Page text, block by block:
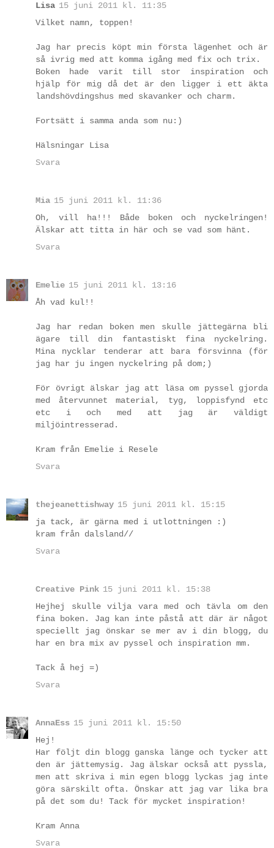
Lisa 15 juni 2011 kl. 11:35
Vilket namn, toppen!
Jag har precis köpt min första lägenhet och är
så ivrig med att komma igång med fix och trix.
Boken hade varit till stor inspiration och
hjälp för mig då det är den ligger i ett äkta
landshövdingshus med skavanker och charm.
Fortsätt i samma anda som nu:)
Hälsningar Lisa
Svara
Mia 15 juni 2011 kl. 11:36
Oh, vill ha!!! Både boken och nyckelringen!
Älskar att titta in här och se vad som hänt.
Svara
Emelie 15 juni 2011 kl. 13:16
Åh vad kul!!
Jag har redan boken men skulle jättegärna bli
ägare till din fantastiskt fina nyckelring.
Mina nycklar tenderar att bara försvinna (för
jag har ju ingen nyckelring på dom;)
För övrigt älskar jag att läsa om pyssel gjorda
med återvunnet material, tyg, loppisfynd etc
etc i och med att jag är väldigt
miljöintresserad.
Kram från Emelie i Resele
Svara
thejeanettishway 15 juni 2011 kl. 15:15
ja tack, är gärna med i utlottningen :)
kram från dalsland//
Svara
Creative Pink 15 juni 2011 kl. 15:38
Hejhej skulle vilja vara med och tävla om den
fina boken. Jag kan inte påstå att där är något
speciellt jag önskar se mer av i din blogg, du
har en bra mix av pyssel och inspiration mm.
Tack å hej =)
Svara
AnnaEss 15 juni 2011 kl. 15:50
Hej!
Har följt din blogg ganska länge och tycker att
den är jättemysig. Jag älskar också att pyssla,
men att skriva i min egen blogg lyckas jag inte
göra särskilt ofta. Önskar att jag var lika bra
på det som du! Tack för mycket inspiration!
Kram Anna
Svara